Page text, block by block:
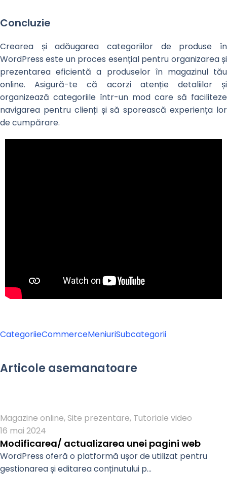
Concluzie
Crearea și adăugarea categoriilor de produse în
WordPress este un proces esențial pentru organizarea și
prezentarea eficientă a produselor în magazinul tău
online. Asigură-te că acorzi atenție detaliilor și
organizează categoriile într-un mod care să faciliteze
navigarea pentru clienți și să sporească experiența lor
de cumpărare.
CategoriieCommerceMeniuriSubcategorii
Articole asemanatoare
Magazine online, Site prezentare, Tutoriale video
16 mai 2024
Modificarea/ actualizarea unei pagini web
WordPress oferă o platformă ușor de utilizat pentru
gestionarea și editarea conținutului p...